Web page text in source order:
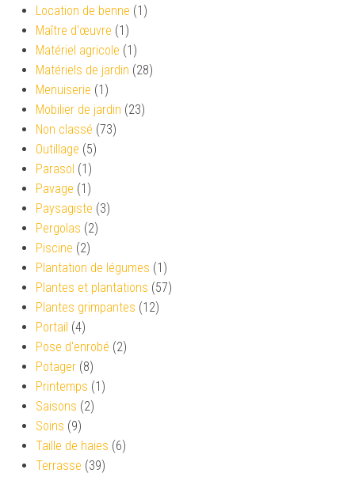
Location de benne (1)
Maître d'œuvre (1)
Matériel agricole (1)
Matériels de jardin (28)
Menuiserie (1)
Mobilier de jardin (23)
Non classé (73)
Outillage (5)
Parasol (1)
Pavage (1)
Paysagiste (3)
Pergolas (2)
Piscine (2)
Plantation de légumes (1)
Plantes et plantations (57)
Plantes grimpantes (12)
Portail (4)
Pose d'enrobé (2)
Potager (8)
Printemps (1)
Saisons (2)
Soins (9)
Taille de haies (6)
Terrasse (39)